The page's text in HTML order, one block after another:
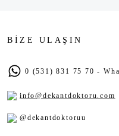
BİZE ULAŞIN
0 (531) 831 75 70 -
info@dekantdoktoru.com
@dekantdoktoruu